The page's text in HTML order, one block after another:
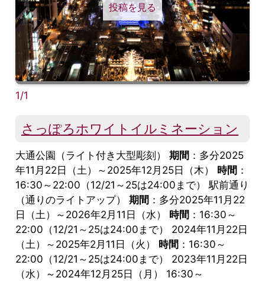
投稿を見る
1/1
さっぽろホワイトイルミネーション
大通公園（ライト付き大型彫刻） 期間 ：多分2025
年11月22日（土）～2025年12月25日（木） 時間 ：
16:30～22:00（12/21～25は24:00まで） 駅前通り
（通りのライトアップ） 期間 ：多分2025年11月22
日（土）～2026年2月11日（水） 時間 ：16:30～
22:00（12/21～25は24:00まで） 2024年11月22日
（土）～2025年2月11日（火） 時間 ：16:30～
22:00（12/21～25は24:00まで） 2023年11月22日
（水）～2024年12月25日（月） 16:30～